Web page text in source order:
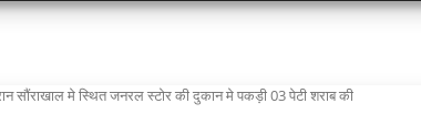
सौंराखाल मे स्थित जनरल स्टोर की दुकान मे पकड़ी 03 पेटी शराब की